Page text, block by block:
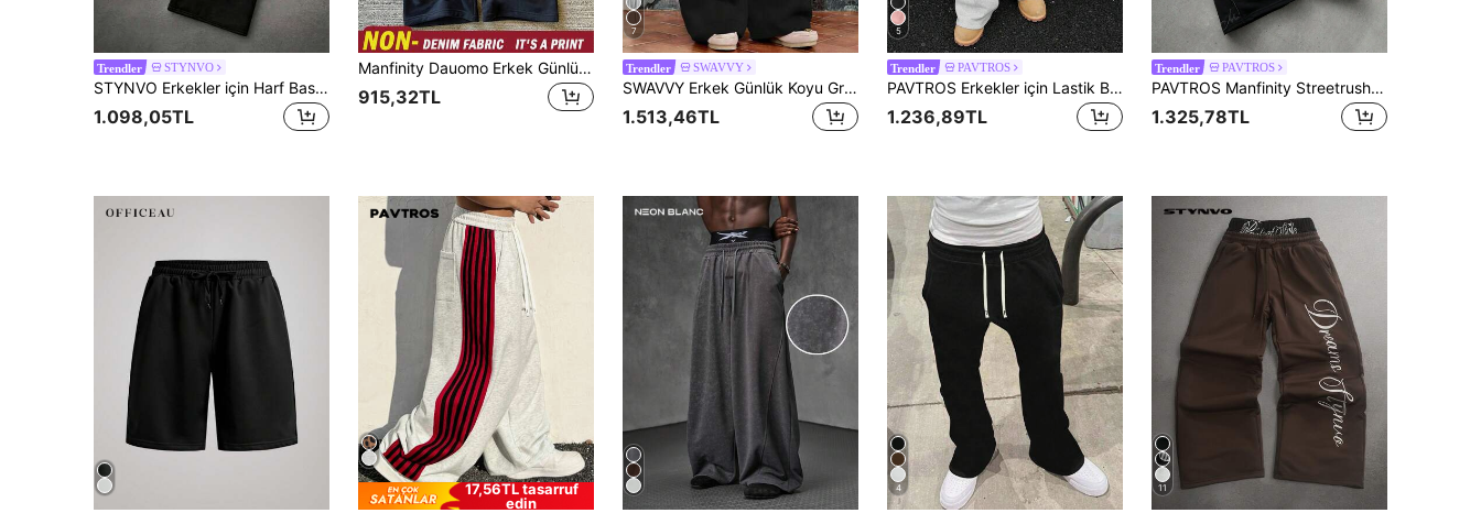
Trendler STYNVO
STYNVO Erkekler için Harf Baskılı Kontrast Renkli Cepli Büzgülü Bel Harem Pantolon
1.098,05TL
Manfinity Dauomo Erkek Günlük Harf Nakışlı Yıpranmış Yıkama Eşofman Altı, Rave İçin
915,32TL
7
Trendler SWAVVY
SWAVVY Erkek Günlük Koyu Gri Eşofman Altı, Standart Beden, Cepli, Kavisli Paça
1.513,46TL
5
Trendler PAVTROS
PAVTROS Erkekler için Lastik Belden Bağcıklı, Kalp Desenli Günlük Eşofman Altı
1.236,89TL
Trendler PAVTROS
PAVTROS Manfinity Streetrush Erkek Sokak Stili Popüler INS Eşleşen Baskılı ve İşlemeli Moda İşlemeli Fermuarlı Cep Bilek Fermuarlı Açık Hava Müzik Festivali Gece Kulübü Erkek Arkadaş/Eş Hediyesi Yıldönümü Hediyesi Şık 2'si 1 Arada Çift Bel Bantlı Eşofman Altı
1.325,78TL
17,56TL tasarruf
edin
4 11